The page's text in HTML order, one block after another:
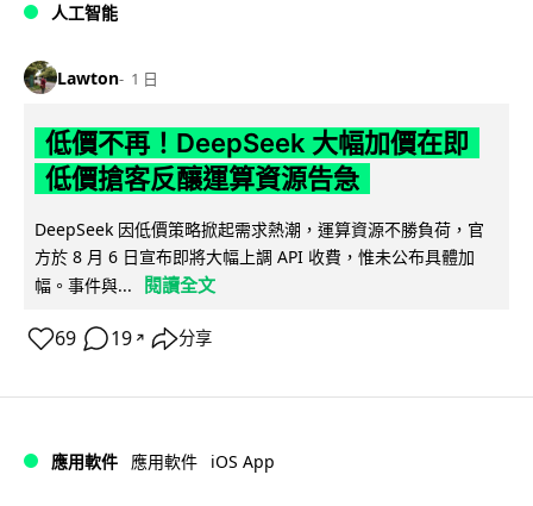
人工智能
Lawton 1 日
低價不再！DeepSeek 大幅加價在即
低價搶客反釀運算資源告急
DeepSeek 因低價策略掀起需求熱潮，運算資源不勝負荷，官
方於 8 月 6 日宣布即將大幅上調 API 收費，惟未公布具體加
幅。事件與...
閱讀全文
69 19 ↗ 分享
應用軟件 應用軟件 iOS App